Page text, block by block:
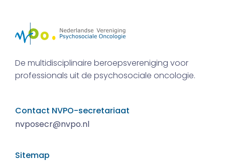
De multidisciplinaire beroepsvereniging voor
professionals uit de psychosociale oncologie.
Contact NVPO-secretariaat
nvposecr@nvpo.nl
Sitemap